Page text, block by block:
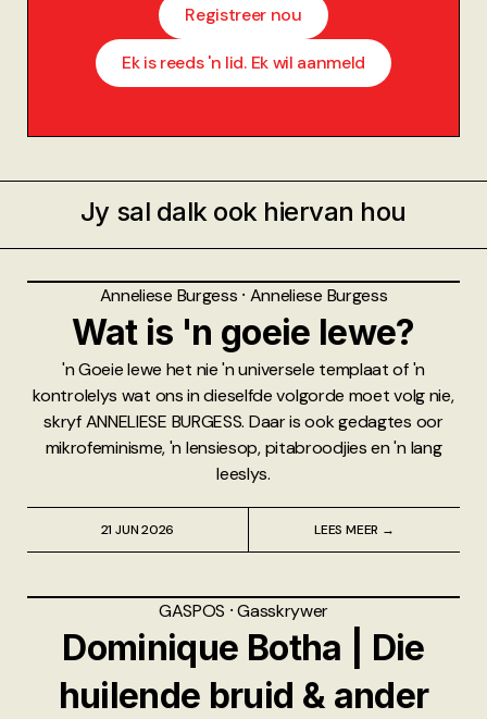
Registreer nou
Ek is reeds 'n lid. Ek wil aanmeld
Jy sal dalk ook hiervan hou
Anneliese Burgess ⸱ Anneliese Burgess
Wat is 'n goeie lewe?
'n Goeie lewe het nie 'n universele templaat of 'n
kontrolelys wat ons in dieselfde volgorde moet volg nie,
skryf ANNELIESE BURGESS. Daar is ook gedagtes oor
mikrofeminisme, 'n lensiesop, pitabroodjies en 'n lang
leeslys.
21 JUN 2026 LEES MEER →
GASPOS ⸱Gasskrywer
Dominique Botha | Die
huilende bruid & ander